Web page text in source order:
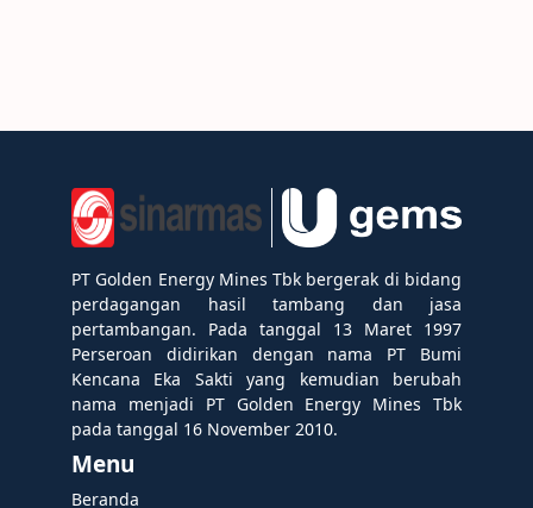
PT Golden Energy Mines Tbk bergerak di bidang
perdagangan hasil tambang dan jasa
pertambangan. Pada tanggal 13 Maret 1997
Perseroan didirikan dengan nama PT Bumi
Kencana Eka Sakti yang kemudian berubah
nama menjadi PT Golden Energy Mines Tbk
pada tanggal 16 November 2010.
Menu
Beranda